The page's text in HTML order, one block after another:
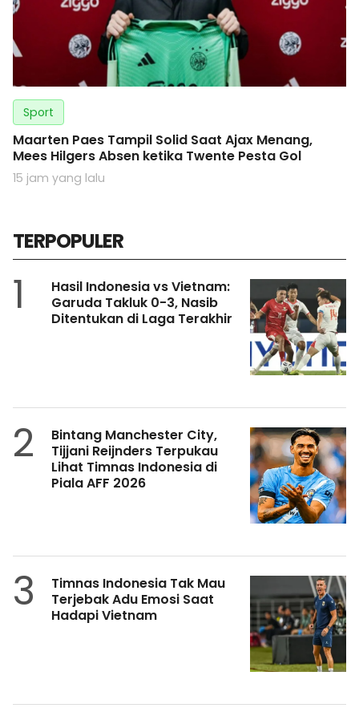
Sport
Maarten Paes Tampil Solid Saat Ajax Menang,
Mees Hilgers Absen ketika Twente Pesta Gol
15 jam yang lalu
TERPOPULER
1
Hasil Indonesia vs Vietnam:
Garuda Takluk 0-3, Nasib
Ditentukan di Laga Terakhir
2
Bintang Manchester City,
Tijjani Reijnders Terpukau
Lihat Timnas Indonesia di
Piala AFF 2026
3
Timnas Indonesia Tak Mau
Terjebak Adu Emosi Saat
Hadapi Vietnam